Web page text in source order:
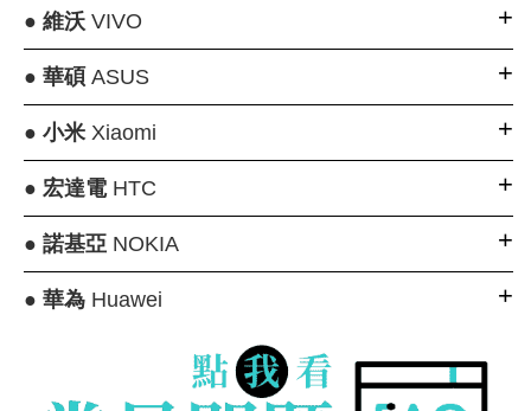
● 維沃VIVO
● 華碩 ASUS
● 小米Xiaomi
● 宏達電HTC
● 諾基亞NOKIA
● 華為Huawei